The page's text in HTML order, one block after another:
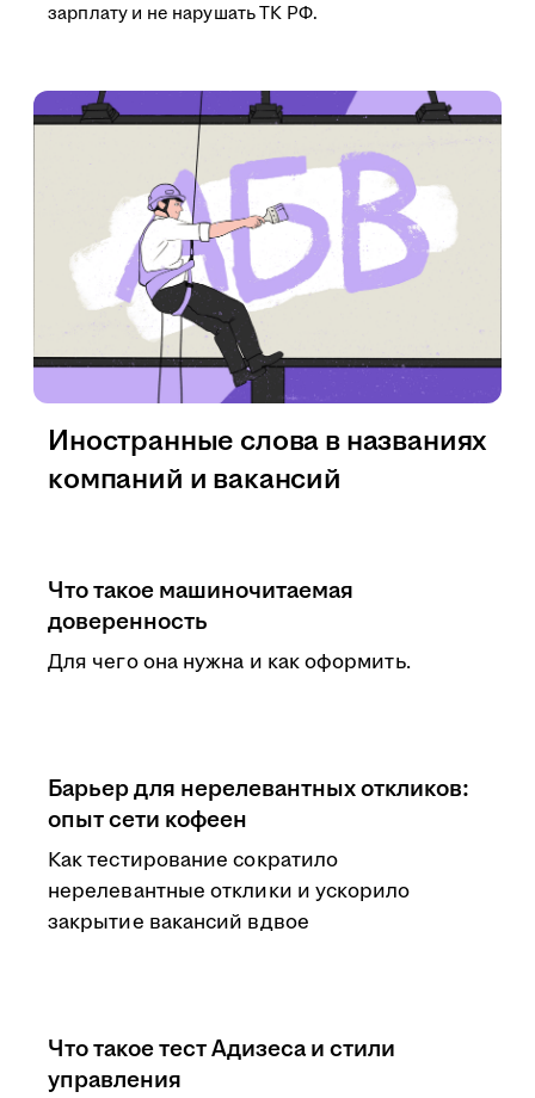
зарплату и не нарушать ТК РФ.
Иностранные слова в названиях
компаний и вакансий
Что такое машиночитаемая
доверенность
Для чего она нужна и как оформить.
Барьер для нерелевантных откликов:
опыт сети кофеен
Как тестирование сократило
нерелевантные отклики и ускорило
закрытие вакансий вдвое
Что такое тест Адизеса и стили
управления